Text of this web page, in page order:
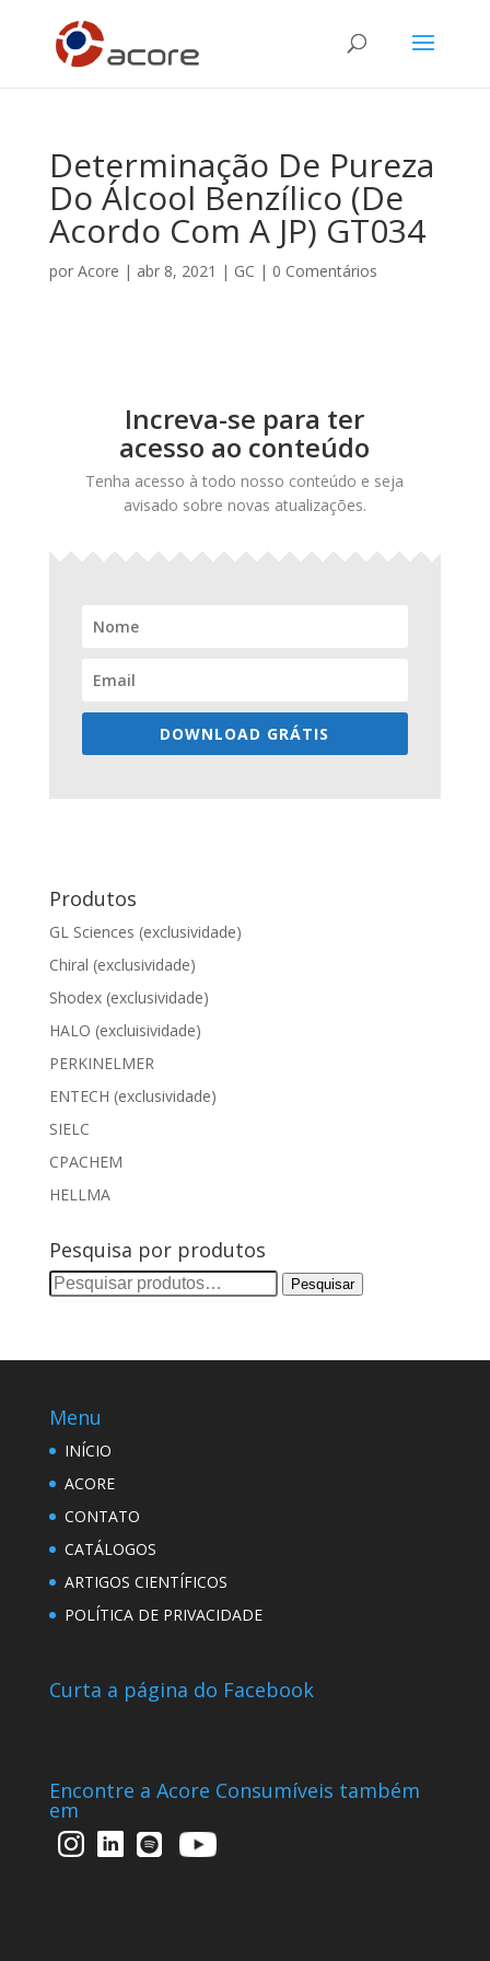
Determinação De Pureza
Do Álcool Benzílico (de
Acordo Com A JP) GT034
por Acore | abr 8, 2021 | GC | 0 Comentários
Increva-se para ter
acesso ao conteúdo
Tenha acesso à todo nosso conteúdo e seja
avisado sobre novas atualizações.
DOWNLOAD GRÁTIS
Produtos
GL Sciences (exclusividade)
Chiral (exclusividade)
Shodex (exclusividade)
HALO (excluisividade)
PERKINELMER
ENTECH (exclusividade)
SIELC
CPACHEM
HELLMA
Pesquisa por produtos
Pesquisar
Pesquisar
Menu
INÍCIO
ACORE
CONTATO
CATÁLOGOS
ARTIGOS CIENTÍFICOS
POLÍTICA DE PRIVACIDADE
Curta a página do Facebook
Encontre a Acore Consumíveis também
em